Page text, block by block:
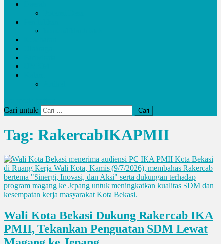
Cari untuk:
Tag: RakercabIKAPMII
Wali Kota Bekasi Dukung Rakercab IKA
PMII, Tekankan Penguatan SDM Lewat